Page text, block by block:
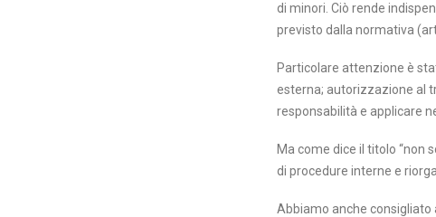
di minori. Ciò rende
previsto dalla normativa
Particolare attenzione è
esterna; autorizzazione al
responsabilità e applicare
Ma come dice il titolo “non
di procedure interne e
Abbiamo anche